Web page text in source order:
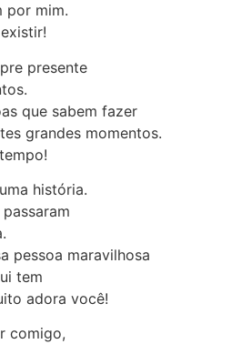
por mim.
presente
que sabem fazer
grandes momentos.
história.
pessoa maravilhosa
tem
adora você!
comigo,